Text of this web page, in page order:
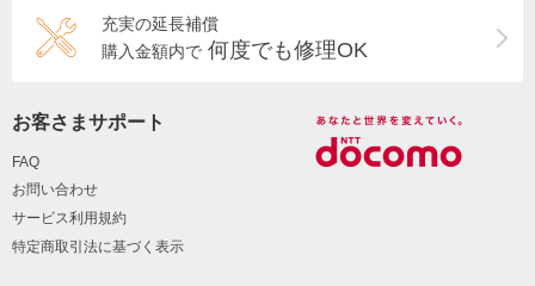
充実の延長補償
購入金額内で 何度でも修理OK
お客さまサポート
FAQ
お問い合わせ
サービス利用規約
特定商取引法に基づく表示